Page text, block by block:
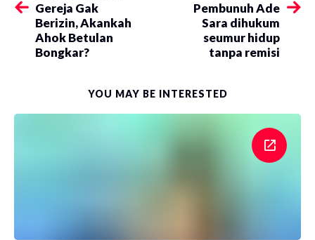
Gereja Gak
Berizin, Akankah
Ahok Betulan
Bongkar?
Pembunuh Ade
Sara dihukum
seumur hidup
tanpa remisi
YOU MAY BE INTERESTED